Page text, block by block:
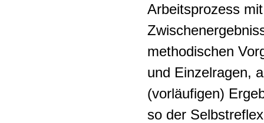
Arbeitsprozess
methodischen
und Einzelragen,
(vorläufigen)
so der